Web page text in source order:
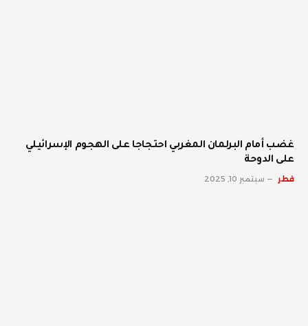
غضب أمام البرلمان المغربي احتجاجا على الهجوم الإسرائيلي
على الدوحة
قطر سبتمبر 10, 2025